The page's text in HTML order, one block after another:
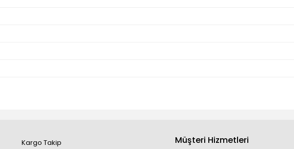
Kargo Takip
Müşteri Hizmetleri